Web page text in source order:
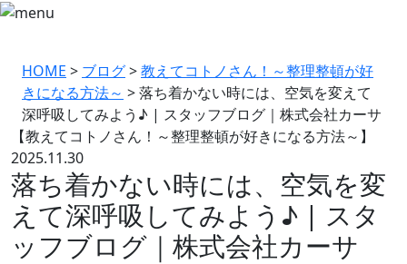
HOME > ブログ>教えてコトノさん！～整理整頓が好
きになる方法～ >落ち着かない時には、空気を変えて
深呼吸してみよう♪ | スタッフブログ｜株式会社カーサ
【教えてコトノさん！～整理整頓が好きになる方法～】
2025.11.30
落ち着かない時には、空気を変
えて深呼吸してみよう♪ | スタ
ッフブログ｜株式会社カーサ